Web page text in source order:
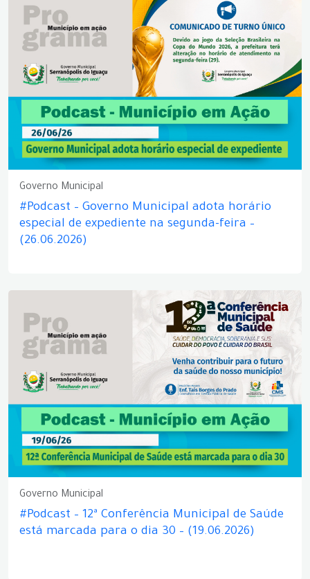
Governo Municipal
#Podcast – Governo Municipal adota horário
especial de expediente na segunda-feira –
(26.06.2026)
Governo Municipal
#Podcast – 12ª Conferência Municipal de Saúde
está marcada para o dia 30 – (19.06.2026)